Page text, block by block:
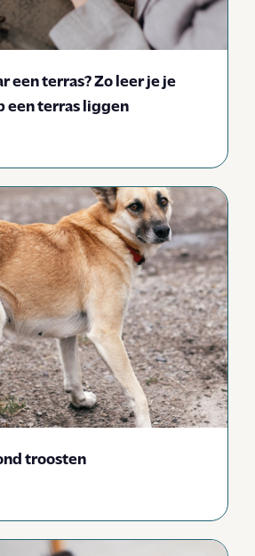
een terras? Zo leer je je
een terras liggen
troosten